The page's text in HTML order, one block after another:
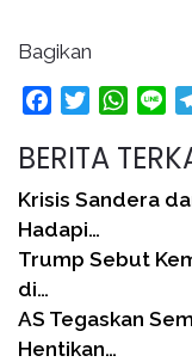
Bagikan
FacebookTwitter
BERITA
Krisis Sandera
Hadapi…
Trump Sebut
di…
AS Tegaskan
Hentikan…